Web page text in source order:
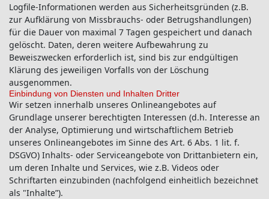
Logfile-Informationen werden aus Sicherheitsgründen (z.B.
zur Aufklärung von Missbrauchs- oder Betrugshandlungen)
für die Dauer von maximal 7 Tagen gespeichert und danach
gelöscht. Daten, deren weitere Aufbewahrung zu
Beweiszwecken erforderlich ist, sind bis zur endgültigen
Klärung des jeweiligen Vorfalls von der Löschung
ausgenommen.
Einbindung von Diensten und Inhalten Dritter
Wir setzen innerhalb unseres Onlineangebotes auf
Grundlage unserer berechtigten Interessen (d.h. Interesse an
der Analyse, Optimierung und wirtschaftlichem Betrieb
unseres Onlineangebotes im Sinne des Art. 6 Abs. 1 lit. f.
DSGVO) Inhalts- oder Serviceangebote von Drittanbietern ein,
um deren Inhalte und Services, wie z.B. Videos oder
Schriftarten einzubinden (nachfolgend einheitlich bezeichnet
als "Inhalte”).